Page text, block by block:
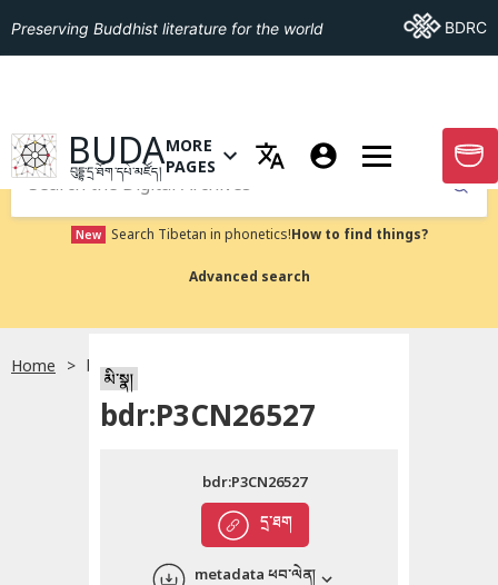
English
Preserving Buddhist literature for the world Go ToBDRC
GO TO HOMEPAGE
BUDA
བུདྡྷ་དྲ་ཐོག་དཔེ་མཛོད།
OPEN MENU OF MORE PAGES
MORE
PAGES
GO
Submit
New Search Tibetan in phonetics!How to find things?
Advanced search
Home bdr:P3CN26527
མི་སྣ།
bdr:P3CN26527
དྲ་ཐག
bdr:P3CN26527
metadata ཕབ་ལེན།